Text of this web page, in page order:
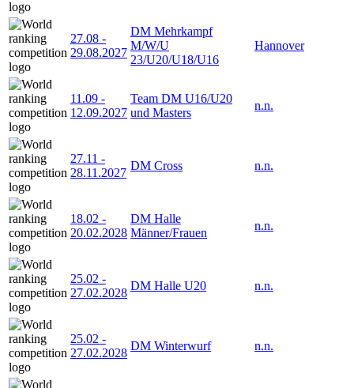
27.08 -
29.08.2027
DM Mehrkampf
M/W/U
23/U20/U18/U16
Hannover
11.09 -
12.09.2027
Team DM U16/U20
und Masters
n.n.
27.11 -
28.11.2027
DM Cross n.n.
18.02 -
20.02.2028
DM Halle
Männer/Frauen
n.n.
25.02 -
27.02.2028
DM Halle U20 n.n.
25.02 -
27.02.2028
DM Winterwurf n.n.